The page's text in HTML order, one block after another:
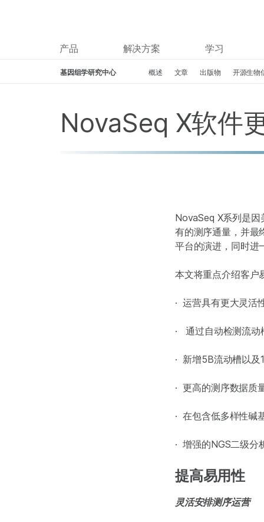
产品 解决方案 学习
基因组学研究中心 概述 文章 出版物 开源生物
NovaSeq X软件
NovaSeq X系列是因
有的测序通量，并最
平台的演进，同时进
本文将重点介绍客户
· 运营具有更大灵活
· 通过自动检测流动
· 新增5B流动槽以
· 更高的测序数据质
· 在包含低多样性碱
· 增强的NGS二级分
提高易用性
灵活安排测序运营